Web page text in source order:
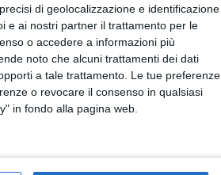
di geolocalizzazione e identificazione
e ai nostri partner il trattamento per le
o accedere a informazioni più
noto che alcuni trattamenti dei dati
a tale trattamento. Le tue preferenze
o revocare il consenso in qualsiasi
in fondo alla pagina web.